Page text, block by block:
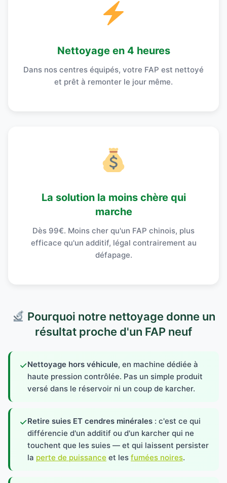
Nettoyage en 4 heures
Dans nos centres équipés, votre FAP est nettoyé
et prêt à remonter le jour même.
La solution la moins chère qui
marche
Dès 99€. Moins cher qu'un FAP chinois, plus
efficace qu'un additif, légal contrairement au
défapage.
Pourquoi notre nettoyage donne un
résultat proche d'un FAP neuf
✓Nettoyage hors véhicule, en machine dédiée à
haute pression contrôlée. Pas un simple produit
versé dans le réservoir ni un coup de karcher.
✓Retire suies ET cendres minérales : c'est ce qui
différencie d'un additif ou d'un karcher qui ne
touchent que les suies — et qui laissent persister
la perte de puissance et les fumées noires.